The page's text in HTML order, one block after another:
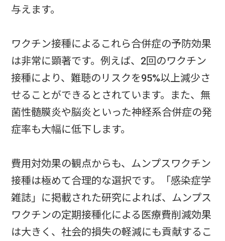
与えます。
ワクチン接種によるこれら合併症の予防効果
は非常に顕著です。例えば、2回のワクチン
接種により、難聴のリスクを95%以上減少さ
せることができるとされています。また、無
菌性髄膜炎や脳炎といった神経系合併症の発
症率も大幅に低下します。
費用対効果の観点からも、ムンプスワクチン
接種は極めて合理的な選択です。「感染症学
雑誌」に掲載された研究によれば、ムンプス
ワクチンの定期接種化による医療費削減効果
は大きく、社会的損失の軽減にも貢献するこ